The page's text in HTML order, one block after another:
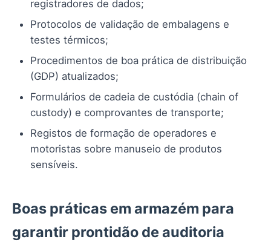
registradores de dados;
Protocolos de validação de embalagens e
testes térmicos;
Procedimentos de boa prática de distribuição
(GDP) atualizados;
Formulários de cadeia de custódia (chain of
custody) e comprovantes de transporte;
Registos de formação de operadores e
motoristas sobre manuseio de produtos
sensíveis.
Boas práticas em armazém para
garantir prontidão de auditoria